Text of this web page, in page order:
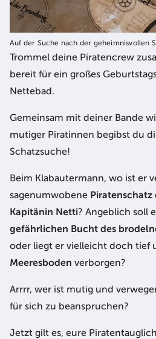
Auf der Suche nach der geheimnisvollen
Trommel deine Piratencrew
bereit für ein großes
Nettebad.
Gemeinsam mit deiner Bande
mutiger Piratinnen begibst du
Schatzsuche!
Beim Klabautermann, wo ist er
sagenumwobene
Kapitänin Netti? Angeblich soll
gefährlichen Bucht des
oder liegt er vielleicht doch tief
Meeresboden verborgen?
Arrrr, wer ist mutig und
für sich zu beanspruchen?
Jetzt gilt es, eure